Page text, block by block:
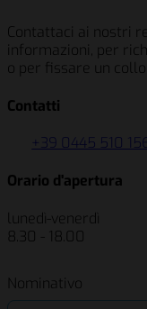
Contattaci ai nostri
informazioni, per
o per fissare un
Contatti
+39 0445 510
Orario d'apertura
lunedì-venerdì
8.30 - 18.00
Nominativo